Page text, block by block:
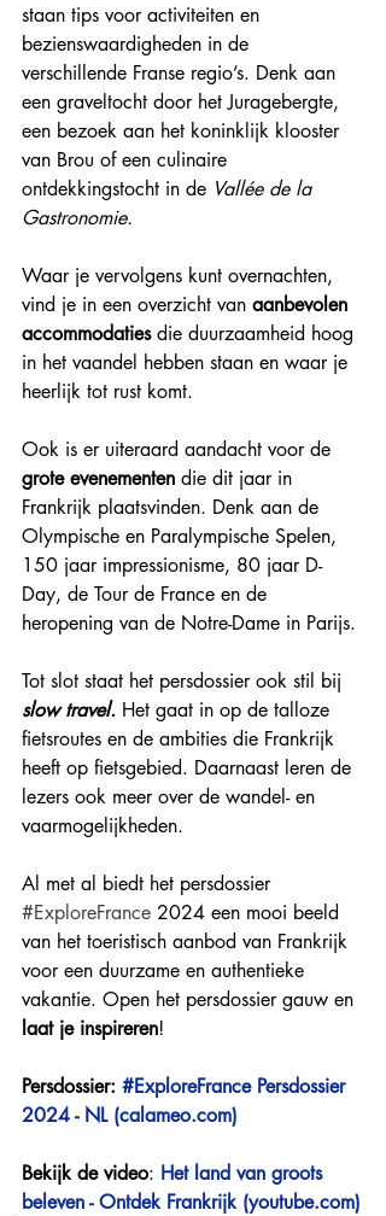
staan tips voor activiteiten en
bezienswaardigheden in de
verschillende Franse regio’s. Denk aan
een graveltocht door het Juragebergte,
een bezoek aan het koninklijk klooster
van Brou of een culinaire
ontdekkingstocht in de Vallée de la
Gastronomie.
Waar je vervolgens kunt overnachten,
vind je in een overzicht van aanbevolen
accommodaties die duurzaamheid hoog
in het vaandel hebben staan en waar je
heerlijk tot rust komt.
Ook is er uiteraard aandacht voor de
grote evenementen die dit jaar in
Frankrijk plaatsvinden. Denk aan de
Olympische en Paralympische Spelen,
150 jaar impressionisme, 80 jaar D-
Day, de Tour de France en de
heropening van de Notre-Dame in Parijs.
Tot slot staat het persdossier ook stil bij
slow travel. Het gaat in op de talloze
fietsroutes en de ambities die Frankrijk
heeft op fietsgebied. Daarnaast leren de
lezers ook meer over de wandel- en
vaarmogelijkheden.
Al met al biedt het persdossier
#ExploreFrance 2024 een mooi beeld
van het toeristisch aanbod van Frankrijk
voor een duurzame en authentieke
vakantie. Open het persdossier gauw en
laat je inspireren!
Persdossier: #ExploreFrance Persdossier
2024 - NL (calameo.com)
Bekijk de video: Het land van groots
beleven - Ontdek Frankrijk (youtube.com)